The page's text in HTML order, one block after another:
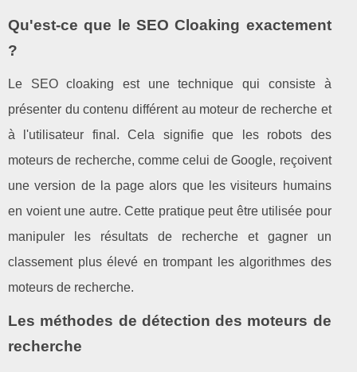
Qu'est-ce que le SEO Cloaking exactement
?
Le SEO cloaking est une technique qui consiste à
présenter du contenu différent au moteur de recherche et
à l'utilisateur final. Cela signifie que les robots des
moteurs de recherche, comme celui de Google, reçoivent
une version de la page alors que les visiteurs humains
en voient une autre. Cette pratique peut être utilisée pour
manipuler les résultats de recherche et gagner un
classement plus élevé en trompant les algorithmes des
moteurs de recherche.
Les méthodes de détection des moteurs de
recherche